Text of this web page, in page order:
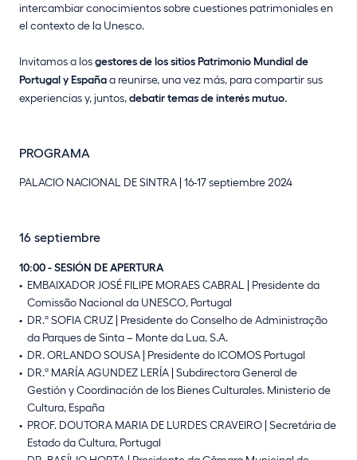
intercambiar conocimientos sobre cuestiones patrimoniales en
el contexto de la Unesco.
Invitamos a losgestores de los sitios Patrimonio Mundial de
Portugal y Españaa reunirse, una vez más, para compartir sus
experiencias y, juntos,debatir temas de interés mutuo.
PROGRAMA
PALACIO NACIONAL DE SINTRA | 16-17 septiembre 2024
16 septiembre
10:00 - SESIÓN DE APERTURA
EMBAIXADOR JOSÉ FILIPE MORAES CABRAL | Presidente da
Comissão Nacional da UNESCO, Portugal
DR.ª SOFIA CRUZ | Presidente do Conselho de Administração
da Parques de Sinta – Monte da Lua, S.A.
DR. ORLANDO SOUSA | Presidente do ICOMOS Portugal
DR.ª MARÍA AGUNDEZ LERÍA | Subdirectora General de
Gestión y Coordinación de los Bienes Culturales. Ministerio de
Cultura, España
PROF. DOUTORA MARIA DE LURDES CRAVEIRO | Secretária de
Estado da Cultura, Portugal